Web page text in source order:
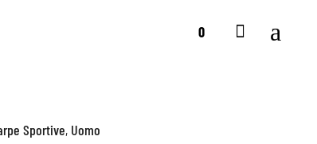
0
Sportive, Uomo